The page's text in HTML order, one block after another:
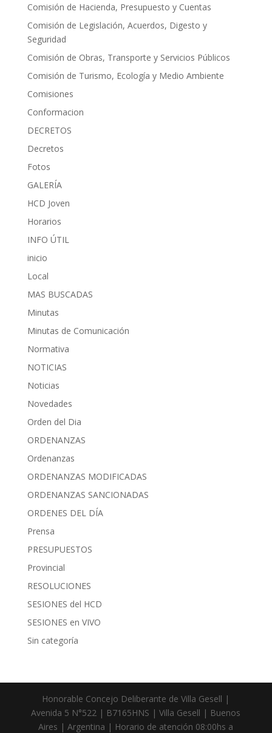
Comisión de Hacienda, Presupuesto y Cuentas
Comisión de Legislación, Acuerdos, Digesto y
Seguridad
Comisión de Obras, Transporte y Servicios Públicos
Comisión de Turismo, Ecología y Medio Ambiente
Comisiones
Conformacion
DECRETOS
Decretos
Fotos
GALERÍA
HCD Joven
Horarios
INFO ÚTIL
inicio
Local
MAS BUSCADAS
Minutas
Minutas de Comunicación
Normativa
NOTICIAS
Noticias
Novedades
Orden del Dia
ORDENANZAS
Ordenanzas
ORDENANZAS MODIFICADAS
ORDENANZAS SANCIONADAS
ORDENES DEL DÍA
Prensa
PRESUPUESTOS
Provincial
RESOLUCIONES
SESIONES del HCD
SESIONES en VIVO
Sin categoría
Honorable Concejo Deliberante de Villa Gesell |
Avenida 5 N°522 | B7165HNS | Villa Gesell | Buenos
Aires | Argentina | Horario de atención 08:00hs a